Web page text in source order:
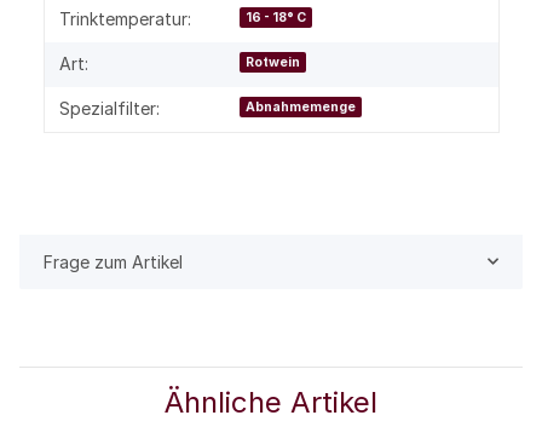
Trinktemperatur: 16 - 18° C
Art: Rotwein
Spezialfilter: Abnahmemenge
Frage zum Artikel
Ähnliche Artikel